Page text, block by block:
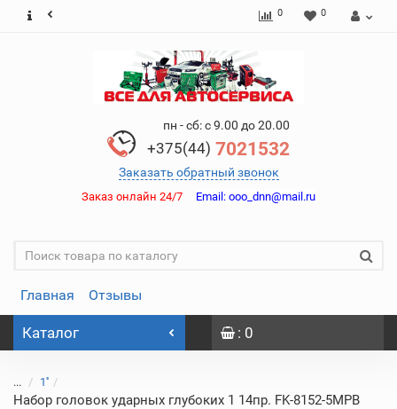
0 0
пн - сб: с 9.00 до 20.00
+375(44) 7021532
Заказать обратный звонок
Заказ онлайн 24/7 Email: ooo_dnn@mail.ru
Главная Отзывы
Каталог : 0
... 1''
Набор головок ударных глубоких 1 14пр. FK-8152-5MPB